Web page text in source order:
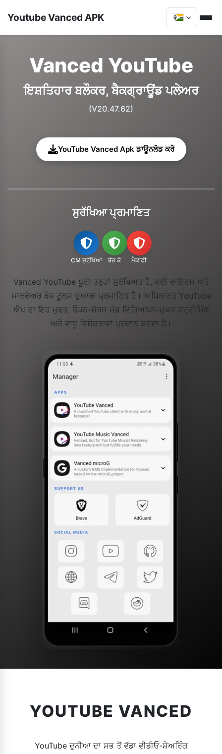
Youtube Vanced APK
Vanced YouTube
ਇਸ਼ਤਿਹਾਰ ਬਲੌਕਰ, ਬੈਕਗ੍ਰਾਊਂਡ ਪਲੇਅਰ
(V20.47.62)
YouTube Vanced Apk ਡਾਊਨਲੋਡ ਕਰੋ
ਸੁਰੱਖਿਆ ਪ੍ਰਮਾਣਿਤ
CM ਸੁਰੱਖਿਆ ਬਁਚ ਕੇ ਮੈਕਾਫੀ
Vanced YouTube ਪੂਰੀ ਤਰ੍ਹਾਂ ਸੁਰੱਖਿਅਤ ਹੈ, ਕਈ ਵਾਇਰਸ ਅਤੇ
ਮਾਲਵੇਅਰ ਖੋਜ ਟੂਲਸ ਦੁਆਰਾ ਪ੍ਰਮਾਣਿਤ ਹੈ। ਅਧਿਕਾਰਤ YouTube
ਐਪ ਦਾ ਇਹ ਮੁਫਤ, ਓਪਨ-ਸੋਰਸ ਮੋਡ ਵਿਗਿਆਪਨ-ਮੁਕਤ ਸਟ੍ਰੀਮਿੰਗ
ਅਤੇ ਵਾਧੂ ਵਿਸ਼ੇਸ਼ਤਾਵਾਂ ਪ੍ਰਦਾਨ ਕਰਦਾ ਹੈ।
YOUTUBE VANCED
YouTube ਦੁਨੀਆ ਦਾ ਸਭ ਤੋਂ ਵੱਡਾ ਵੀਡੀਓ-ਸ਼ੇਅਰਿੰਗ